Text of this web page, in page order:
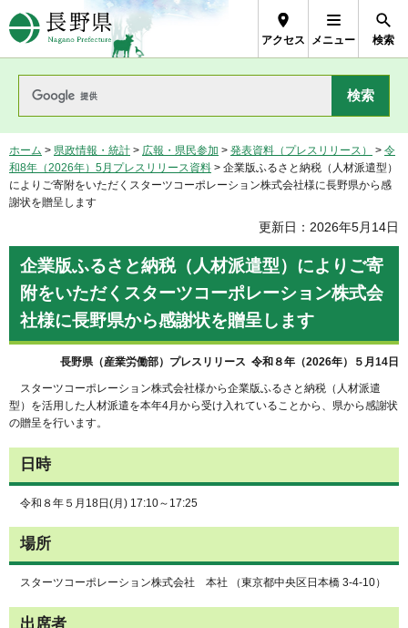
長野県Nagano Prefecture
アクセス メニュー 検索
ホーム > 県政情報・統計 > 広報・県民参加 > 発表資料（プレスリリース） > 令
和8年（2026年）5月プレスリリース資料 > 企業版ふるさと納税（人材派遣型）
によりご寄附をいただくスターツコーポレーション株式会社様に長野県から感
謝状を贈呈します
更新日：2026年5月14日
企業版ふるさと納税（人材派遣型）によりご寄
附をいただくスターツコーポレーション株式会
社様に長野県から感謝状を贈呈します
長野県（産業労働部）プレスリリース 令和８年（2026年）５月14日
スターツコーポレーション株式会社様から企業版ふるさと納税（人材派遣
型）を活用した人材派遣を本年4月から受け入れていることから、県から感謝状
の贈呈を行います。
日時
令和８年５月18日(月) 17:10～17:25
場所
スターツコーポレーション株式会社 本社 （東京都中央区日本橋 3‐4‐10）
出席者